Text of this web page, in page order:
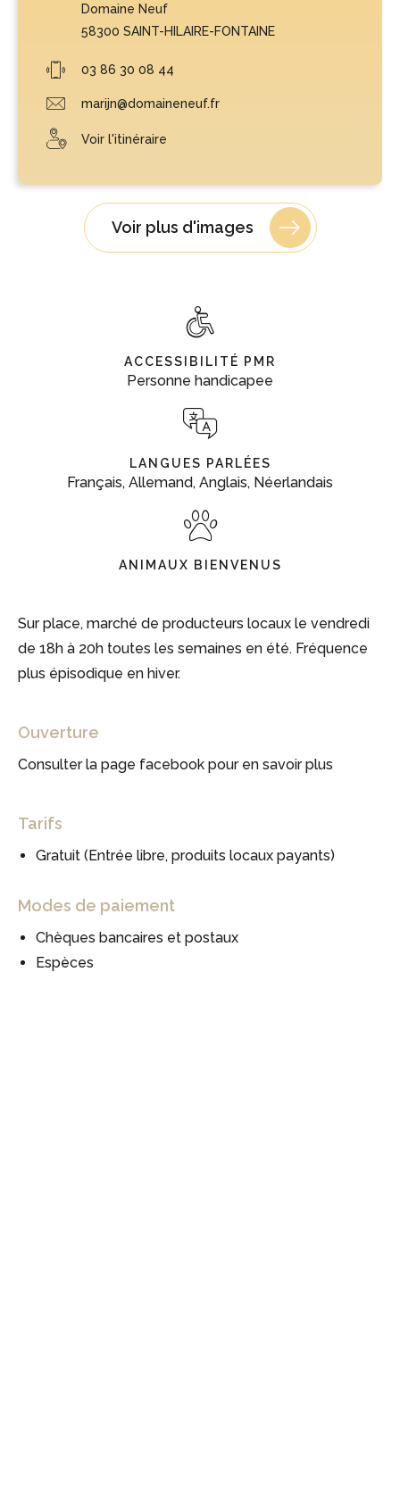
Domaine Neuf
58300 SAINT-HILAIRE-FONTAINE
03 86 30 08 44
marijn@domaineneuf.fr
Voir l'itinéraire
Voir plus d'images
ACCESSIBILITÉ PMR
Personne handicapee
LANGUES PARLÉES
Français, Allemand, Anglais, Néerlandais
ANIMAUX BIENVENUS
Sur place, marché de producteurs locaux le vendredi
de 18h à 20h toutes les semaines en été. Fréquence
plus épisodique en hiver.
Ouverture
Consulter la page facebook pour en savoir plus
Tarifs
Gratuit (Entrée libre, produits locaux payants)
Modes de paiement
Chèques bancaires et postaux
Espèces